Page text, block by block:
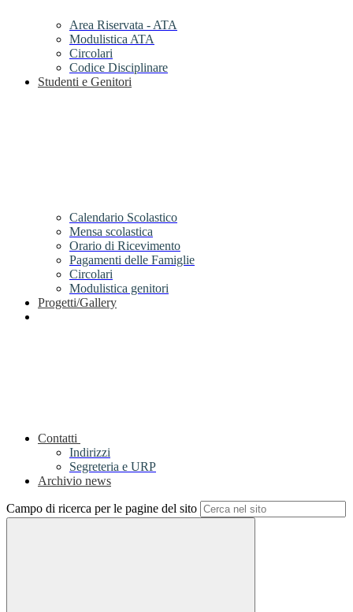
Area Riservata - ATA
Modulistica ATA
Circolari
Codice Disciplinare
Studenti e Genitori
Calendario Scolastico
Mensa scolastica
Orario di Ricevimento
Pagamenti delle Famiglie
Circolari
Modulistica genitori
Progetti/Gallery
Contatti
Indirizzi
Segreteria e URP
Archivio news
Campo di ricerca per le pagine del sito